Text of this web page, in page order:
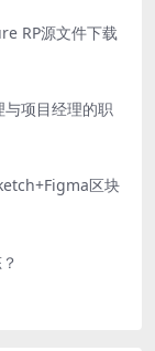
RP源文件下载
与项目经理的职
区块